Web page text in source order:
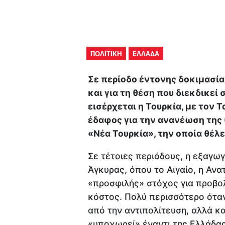
ΠΟΛΙΤΙΚΗ ΕΛΛΑΔΑ
Σε περίοδο έντονης
και για τη θέση που
εισέρχεται η Τουρκία, με τον
έδαφος για την ανανέωση της
«Νέα Τουρκία», την οποία
Σε τέτοιες περιόδους, η
Άγκυρας, όπου το Αιγαίο, η
«προσφιλής» στόχος για
κόστος. Πολύ περισσότερο
από την αντιπολίτευση, αλλά